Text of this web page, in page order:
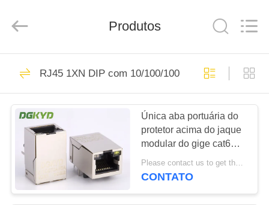
CASA
PRODUTOS
SHOW
DE
Technology
Co.,ltd.
conector do
Ethernet rj45
67
Produtos
RJ45 1XN DIP com 10/100/1000M Base-T
Única aba portuária do
protetor acima do jaque
modular do gige cat6
rj45 com o magnetics
feito em China RJ45
Please contact us to get the latest price. MOQ:1 parte
CONTATO